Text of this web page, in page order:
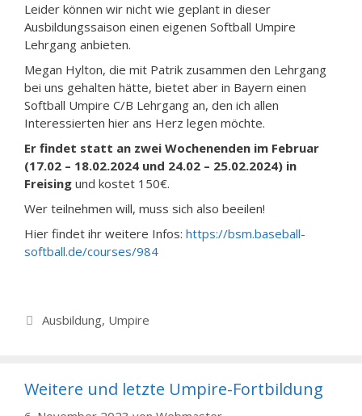
Leider können wir nicht wie geplant in dieser
Ausbildungssaison einen eigenen Softball Umpire
Lehrgang anbieten.
Megan Hylton, die mit Patrik zusammen den Lehrgang
bei uns gehalten hätte, bietet aber in Bayern einen
Softball Umpire C/B Lehrgang an, den ich allen
Interessierten hier ans Herz legen möchte.
Er findet statt an zwei Wochenenden im Februar
(17.02 – 18.02.2024 und 24.02 – 25.02.2024) in
Freising und kostet 150€.
Wer teilnehmen will, muss sich also beeilen!
Hier findet ihr weitere Infos: https://bsm.baseball-
softball.de/courses/984
Kategorien
Ausbildung, Umpire
Weitere und letzte Umpire-Fortbildung